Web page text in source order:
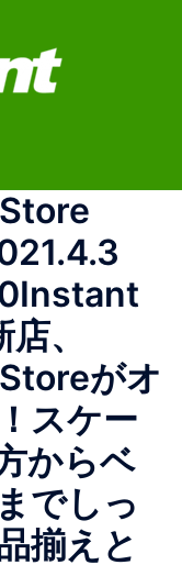
Instant
、
がオ
スケー
からベ
でしっ
揃えと